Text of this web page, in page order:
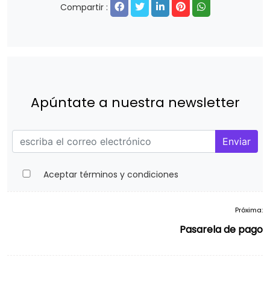
Compartir :
Apúntate a nuestra newsletter
Enviar
Aceptar términos y condiciones
Próxima:
Pasarela de pago